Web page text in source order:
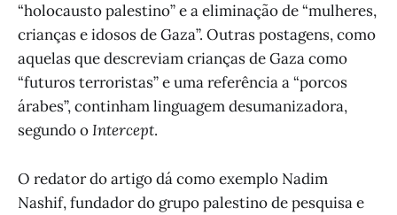
“holocausto palestino” e a eliminação de “mulheres,
crianças e idosos de Gaza”. Outras postagens, como
aquelas que descreviam crianças de Gaza como
“futuros terroristas” e uma referência a “porcos
árabes”, continham linguagem desumanizadora,
segundo oIntercept.
O redator do artigo dá como exemplo Nadim
Nashif, fundador do grupo palestino de pesquisa e